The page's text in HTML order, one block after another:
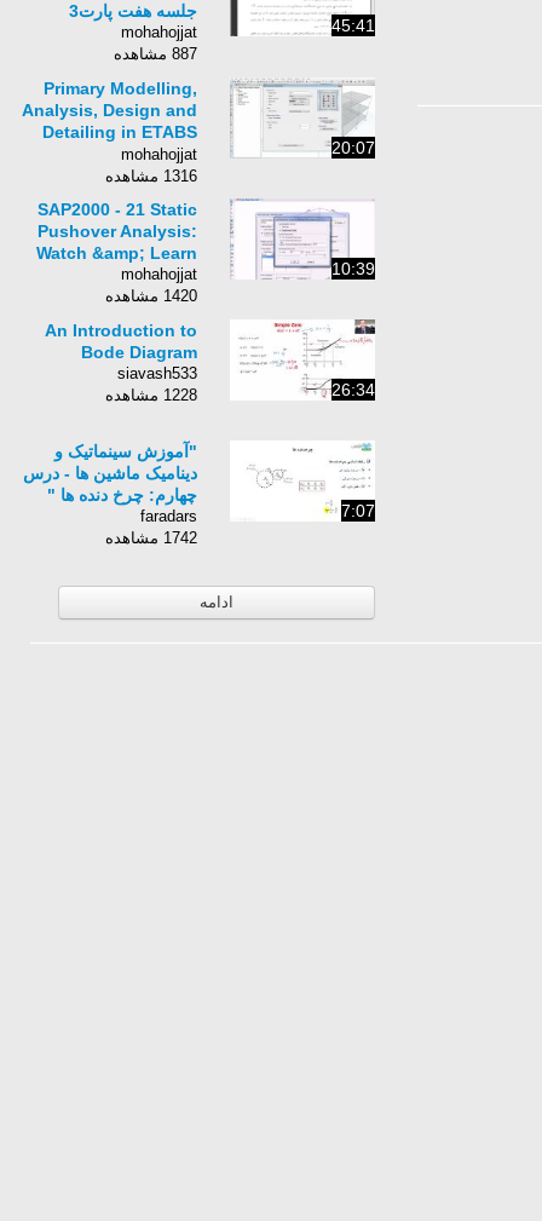
45:41
جلسه هفت پارت3
mohahojjat
887 مشاهده
20:07
Primary Modelling,
Analysis, Design and
Detailing in ETABS
2015 ایتبس
mohahojjat
1316 مشاهده
10:39
SAP2000 - 21 Static
Pushover Analysis:
Watch &amp; Learn
mohahojjat
1420 مشاهده
26:34
An Introduction to
Bode Diagram
siavash533
1228 مشاهده
7:07
"آموزش سینماتیک و
دینامیک ماشین ها - درس
چهارم: چرخ دنده ها "
faradars
1742 مشاهده
ادامه